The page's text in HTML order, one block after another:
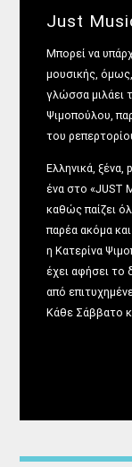
Just
Μπορεί να
μουσικής,
γλώσσα μιλάει
Ψιμοπούλου,
του
Ελληνικά, ξένα,
ένα στο «JUST
καθώς παίζει
παρέα ακόμα
ηΚατερίνα
έχει αφήσει το
από
Κάθε Σάββατο